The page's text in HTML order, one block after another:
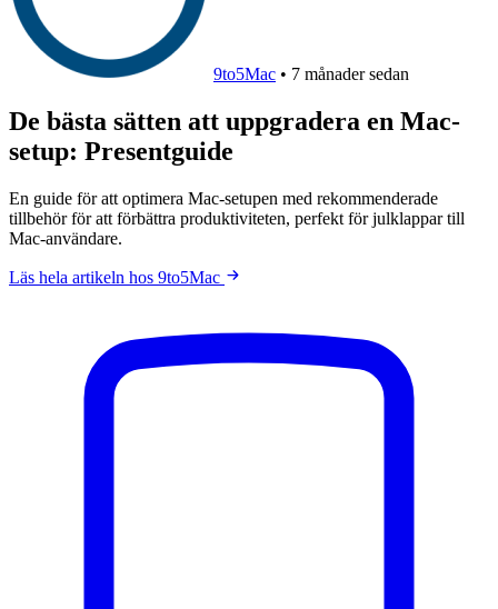
9to5Mac • 7 månader sedan
De bästa sätten att uppgradera en Mac-
setup: Presentguide
En guide för att optimera Mac-setupen med rekommenderade
tillbehör för att förbättra produktiviteten, perfekt för julklappar till
Mac-användare.
Läs hela artikeln hos 9to5Mac